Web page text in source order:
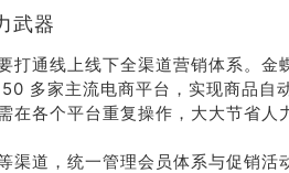
武器
打通线上线下全渠道营销体系。金
多家主流电商平台，实现商品自
各个平台重复操作，大大节省人
渠道，统一管理会员体系与促销活